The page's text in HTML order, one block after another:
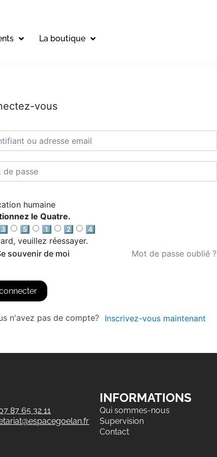
La boutique
vous
humaine
le Quatre.
3️⃣
5️⃣ 1️⃣ 2️⃣
4️⃣
veuillez réessayer.
souvenir de moi
Mot de passe oublié ?
n'avez pas de compte? Inscrivez-vous maintenant
87 65 32 11
INFORMATIONS
Qui sommes-nous
Supervision
Contact